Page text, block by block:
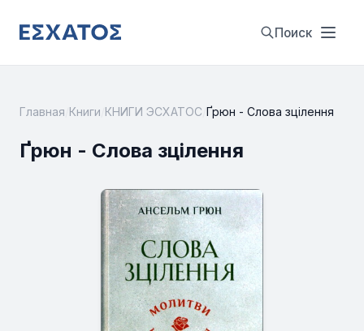
Поиск
Главная Книги КНИГИ ЭСХАТОС Ґрюн - Слова зцілення
Ґрюн - Слова зцілення